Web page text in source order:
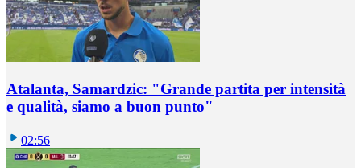
Atalanta, Samardzic: "Grande partita per intensità
e qualità, siamo a buon punto"
02:56